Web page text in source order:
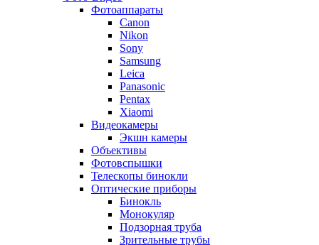
Фотоаппараты
Canon
Nikon
Sony
Samsung
Leica
Panasonic
Pentax
Xiaomi
Видеокамеры
Экшн камеры
Объективы
Фотовспышки
Телескопы бинокли
Оптические приборы
Бинокль
Монокуляр
Подзорная труба
Зрительные трубы